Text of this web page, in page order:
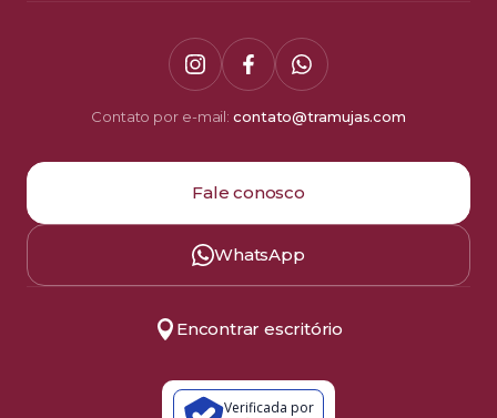
Contato por e-mail: contato@tramujas.com
Fale conosco
WhatsApp
Encontrar escritório
Verificada por